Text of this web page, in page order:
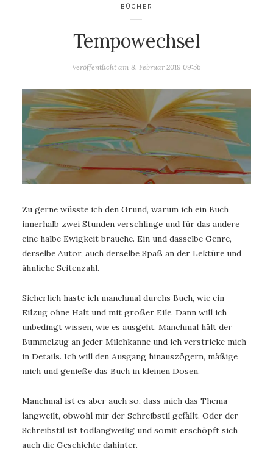
BÜCHER
Tempowechsel
Veröffentlicht am 8. Februar 2019 09:56
Zu gerne wüsste ich den Grund, warum ich ein Buch
innerhalb zwei Stunden verschlinge und für das andere
eine halbe Ewigkeit brauche. Ein und dasselbe Genre,
derselbe Autor, auch derselbe Spaß an der Lektüre und
ähnliche Seitenzahl.
Sicherlich haste ich manchmal durchs Buch, wie ein
Eilzug ohne Halt und mit großer Eile. Dann will ich
unbedingt wissen, wie es ausgeht. Manchmal hält der
Bummelzug an jeder Milchkanne und ich verstricke mich
in Details. Ich will den Ausgang hinauszögern, mäßige
mich und genieße das Buch in kleinen Dosen.
Manchmal ist es aber auch so, dass mich das Thema
langweilt, obwohl mir der Schreibstil gefällt. Oder der
Schreibstil ist todlangweilig und somit erschöpft sich
auch die Geschichte dahinter.